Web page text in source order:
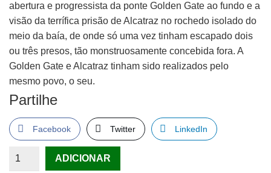
abertura e progressista da ponte Golden Gate ao fundo e a
visão da terrífica prisão de Alcatraz no rochedo isolado do
meio da baía, de onde só uma vez tinham escapado dois
ou três presos, tão monstruosamente concebida fora. A
Golden Gate e Alcatraz tinham sido realizados pelo
mesmo povo, o seu.
Partilhe
Facebook Twitter LinkedIn
QuantidadeADICIONAR